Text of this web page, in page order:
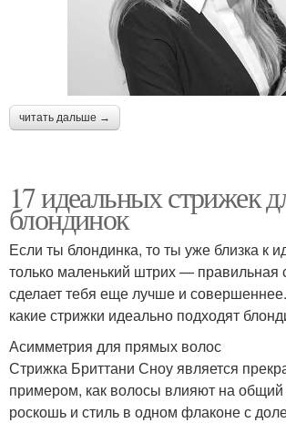
читать дальше →
17 идеальных стрижек
блондинок
Если ты блондинка, то ты уже близка к
только маленький штрих — правильная
сделает тебя еще лучше и
какие стрижки идеально подходят
Асимметрия для прямых волос
Стрижка Бриттани Сноу является
примером, как волосы влияют на
роскошь и стиль в одном флаконе с